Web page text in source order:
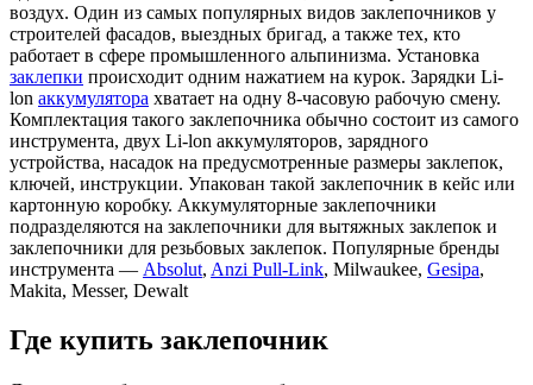
воздух. Один из самых популярных видов заклепочников у
строителей фасадов, выездных бригад, а также тех, кто
работает в сфере промышленного альпинизма. Установка
заклепки происходит одним нажатием на курок. Зарядки Li-
lon аккумулятора хватает на одну 8-часовую рабочую смену.
Комплектация такого заклепочника обычно состоит из самого
инструмента, двух Li-lon аккумуляторов, зарядного
устройства, насадок на предусмотренные размеры заклепок,
ключей, инструкции. Упакован такой заклепочник в кейс или
картонную коробку. Аккумуляторные заклепочники
подразделяются на заклепочники для вытяжных заклепок и
заклепочники для резьбовых заклепок. Популярные бренды
инструмента — Absolut, Anzi Pull-Link, Milwaukee, Gesipa,
Makita, Messer, Dewalt
Где купить заклепочник